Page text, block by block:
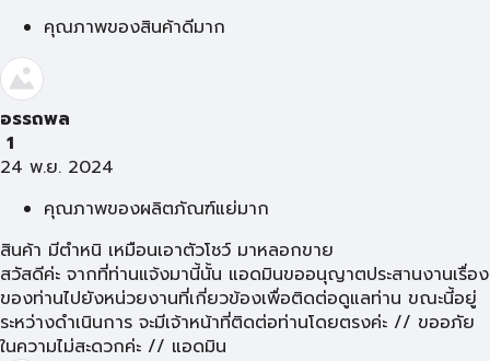
คุณภาพของสินค้าดีมาก
อรรถพล
1
24 พ.ย. 2024
คุณภาพของผลิตภัณฑ์แย่มาก
สินค้า มีตำหนิ เหมือนเอาตัวโชว์ มาหลอกขาย
สวัสดีค่ะ จากที่ท่านแจ้งมานี้นั้น แอดมินขออนุญาตประสานงานเรื่อง
ของท่านไปยังหน่วยงานที่เกี่ยวข้องเพื่อติดต่อดูแลท่าน ขณะนี้อยู่
ระหว่างดำเนินการ จะมีเจ้าหน้าที่ติดต่อท่านโดยตรงค่ะ // ขออภัย
ในความไม่สะดวกค่ะ // แอดมิน